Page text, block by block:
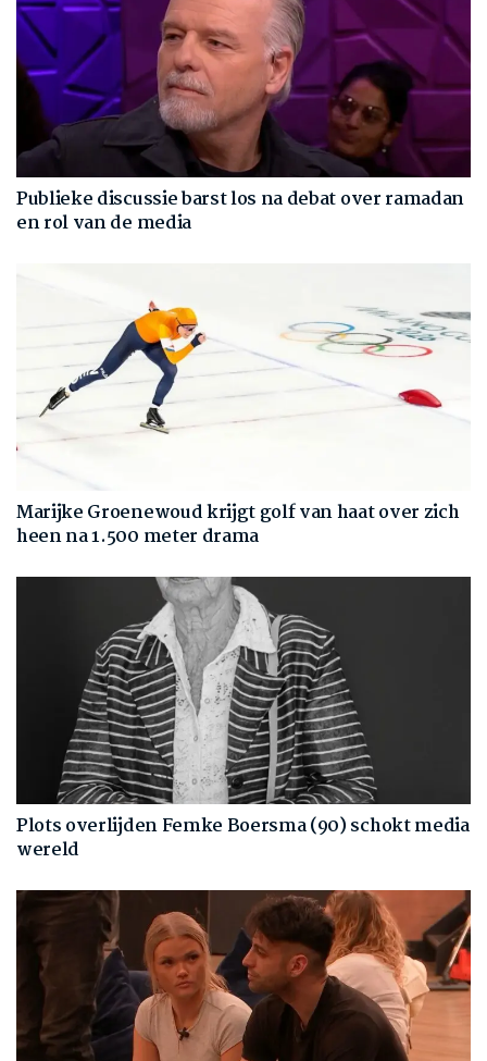
Publieke discussie barst los na debat over ramadan
en rol van de media
Marijke Groenewoud krijgt golf van haat over zich
heen na 1.500 meter drama
Plots overlijden Femke Boersma (90) schokt media
wereld